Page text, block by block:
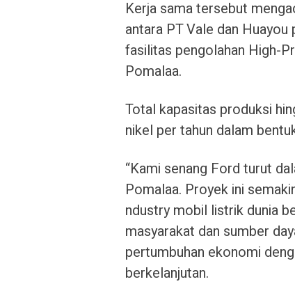
Kerja sama tersebut
antara PT Vale dan
fasilitas pengolahan High-
Pomalaa.
Total kapasitas produksi
nikel per tahun dalam
“Kami senang Ford turut
Pomalaa. Proyek ini
ndustry mobil listrik dunia
masyarakat dan sumber
pertumbuhan ekonomi
berkelanjutan.